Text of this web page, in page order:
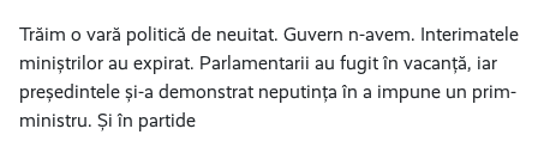
Trăim o vară politică de neuitat. Guvern n-avem. Interimatele
miniștrilor au expirat. Parlamentarii au fugit în vacanță, iar
președintele și-a demonstrat neputința în a impune un prim-
ministru. Și în partide